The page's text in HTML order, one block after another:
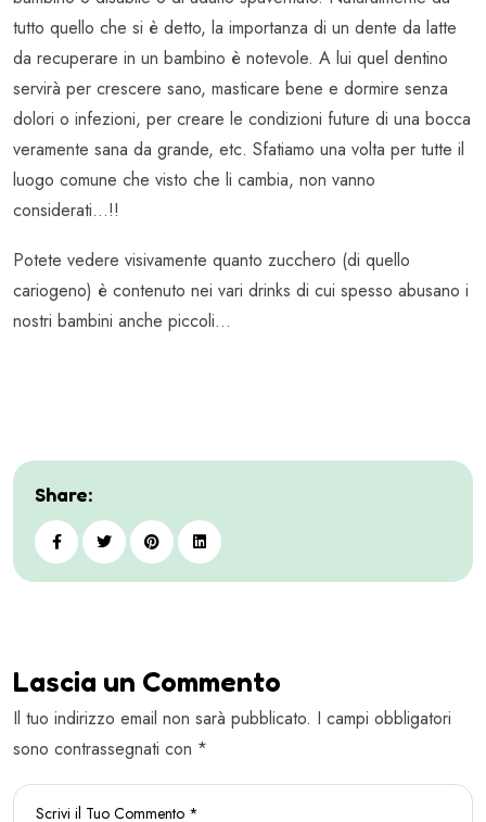
tutto quello che si è detto, la importanza di un dente da latte
da recuperare in un bambino è notevole. A lui quel dentino
servirà per crescere sano, masticare bene e dormire senza
dolori o infezioni, per creare le condizioni future di una bocca
veramente sana da grande, etc. Sfatiamo una volta per tutte il
luogo comune che visto che li cambia, non vanno
considerati…!!
Potete vedere visivamente quanto zucchero (di quello
cariogeno) è contenuto nei vari drinks di cui spesso abusano i
nostri bambini anche piccoli…
Share:
Lascia un Commento
Il tuo indirizzo email non sarà pubblicato. I campi obbligatori
sono contrassegnati con *